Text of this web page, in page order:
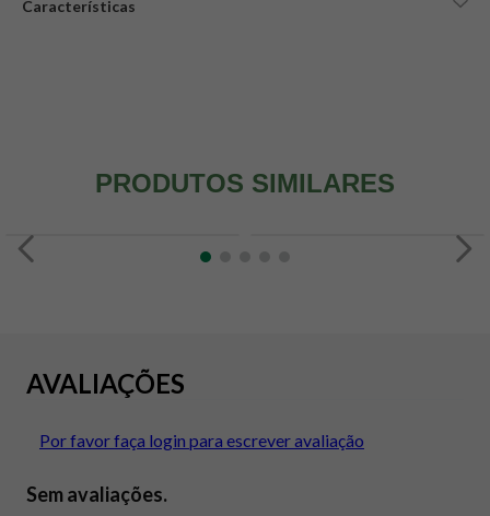
Características
PRODUTOS SIMILARES
AVALIAÇÕES
Por favor faça login para escrever avaliação
Sem avaliações.